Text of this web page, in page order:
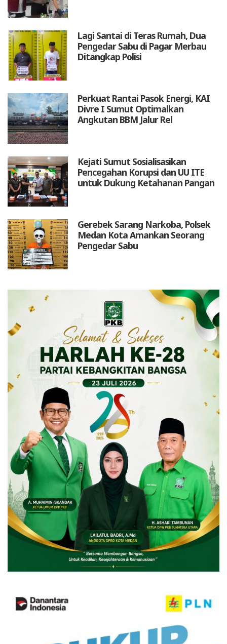
Lagi Santai di Teras Rumah, Dua
Pengedar Sabu di Pagar Merbau
Ditangkap Polisi
Perkuat Rantai Pasok Energi, KAI
Divre I Sumut Optimalkan
Angkutan BBM Jalur Rel
Kejati Sumut Sosialisasikan
Pencegahan Korupsi dan UU ITE
untuk Dukung Ketahanan Pangan
Gerebek Sarang Narkoba, Polsek
Medan Kota Amankan Seorang
Pengedar Sabu